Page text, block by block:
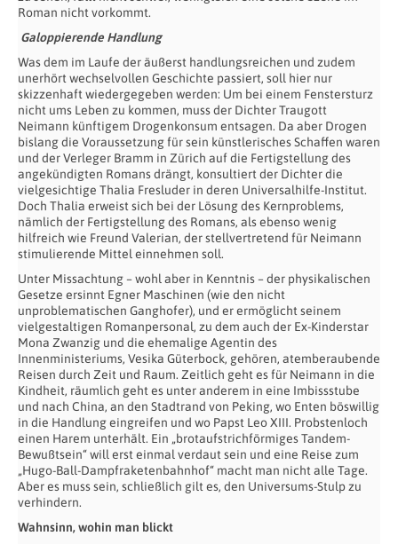
Roman nicht vorkommt.
Galoppierende Handlung
Was dem im Laufe der äußerst handlungsreichen und zudem
unerhört wechselvollen Geschichte passiert, soll hier nur
skizzenhaft wiedergegeben werden: Um bei einem Fenstersturz
nicht ums Leben zu kommen, muss der Dichter Traugott
Neimann künftigem Drogenkonsum entsagen. Da aber Drogen
bislang die Voraussetzung für sein künstlerisches Schaffen waren
und der Verleger Bramm in Zürich auf die Fertigstellung des
angekündigten Romans drängt, konsultiert der Dichter die
vielgesichtige Thalia Fresluder in deren Universalhilfe-Institut.
Doch Thalia erweist sich bei der Lösung des Kernproblems,
nämlich der Fertigstellung des Romans, als ebenso wenig
hilfreich wie Freund Valerian, der stellvertretend für Neimann
stimulierende Mittel einnehmen soll.
Unter Missachtung – wohl aber in Kenntnis – der physikalischen
Gesetze ersinnt Egner Maschinen (wie den nicht
unproblematischen Ganghofer), und er ermöglicht seinem
vielgestaltigen Romanpersonal, zu dem auch der Ex-Kinderstar
Mona Zwanzig und die ehemalige Agentin des
Innenministeriums, Vesika Güterbock, gehören, atemberaubende
Reisen durch Zeit und Raum. Zeitlich geht es für Neimann in die
Kindheit, räumlich geht es unter anderem in eine Imbissstube
und nach China, an den Stadtrand von Peking, wo Enten böswillig
in die Handlung eingreifen und wo Papst Leo XIII. Probstenloch
einen Harem unterhält. Ein „brotaufstrichförmiges Tandem-
Bewußtsein“ will erst einmal verdaut sein und eine Reise zum
„Hugo-Ball-Dampfraketenbahnhof“ macht man nicht alle Tage.
Aber es muss sein, schließlich gilt es, den Universums-Stulp zu
verhindern.
Wahnsinn, wohin man blickt